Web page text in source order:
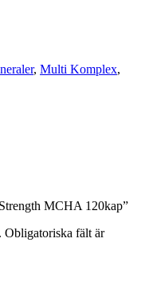
, Multi Komplex,
MCHA 120kap”
Obligatoriska fält är